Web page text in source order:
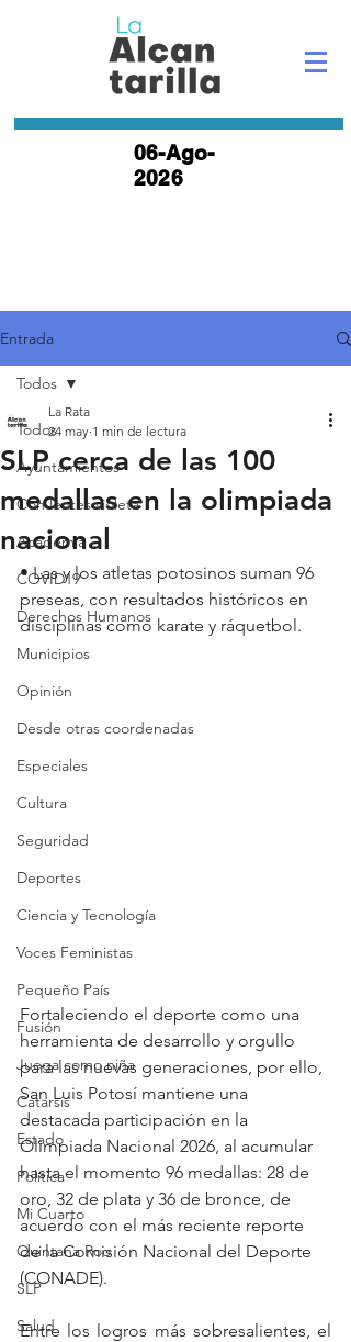
06-Ago-
2026
Entrada
Todos
Ayuntamientos
Con lentes violeta
Academia
COVID19
Derechos Humanos
Municipios
Opinión
Desde otras coordenadas
Especiales
Cultura
Seguridad
Deportes
Ciencia y Tecnología
Voces Feministas
Pequeño País
Fusión
Juega como niña
Catarsis
Estado
Política
Mi Cuarto
Quintana Roo
SLP
Salud
Todos
SLP cerca de las 100
medallas en la olimpiada
nacional
La Rata
24 may 1 min de lectura
• Las y los atletas potosinos suman 96
preseas, con resultados históricos en
disciplinas como karate y ráquetbol.
Fortaleciendo el deporte como una
herramienta de desarrollo y orgullo
para las nuevas generaciones, por ello,
San Luis Potosí mantiene una
destacada participación en la
Olimpiada Nacional 2026, al acumular
hasta el momento 96 medallas: 28 de
oro, 32 de plata y 36 de bronce, de
acuerdo con el más reciente reporte
de la Comisión Nacional del Deporte
(CONADE).
Entre los logros más sobresalientes, el